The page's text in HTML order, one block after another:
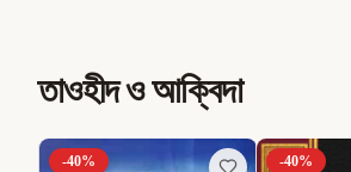
তাওহীদ ও আক্বিদা
-40% -40%